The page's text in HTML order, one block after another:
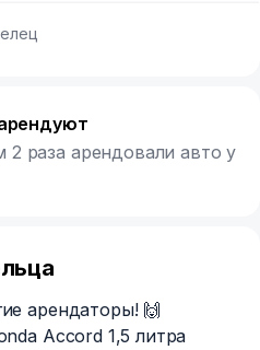
раза арендовали авто у
арендаторы! 🙌
Accord 1,5 литра